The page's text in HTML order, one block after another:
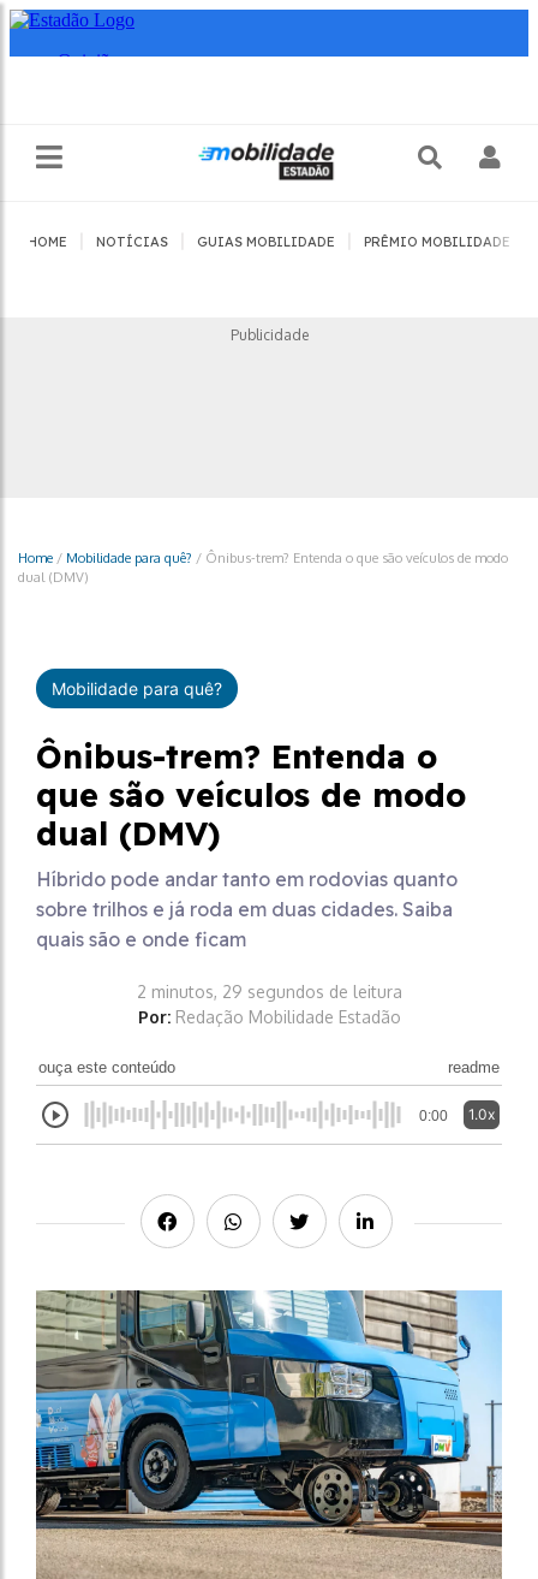
HOME NOTÍCIAS GUIAS MOBILIDADE PRÊMIO MOBILIDADE
Publicidade
Home / Mobilidade para quê? / Ônibus-trem? Entenda o que são veículos de modo
dual (DMV)
Mobilidade para quê?
Ônibus-trem? Entenda o
que são veículos de modo
dual (DMV)
Híbrido pode andar tanto em rodovias quanto
sobre trilhos e já roda em duas cidades. Saiba
quais são e onde ficam
2 minutos, 29 segundos de leitura
Por: Redação Mobilidade Estadão
ouça este conteúdo readme
0:00 1.0x